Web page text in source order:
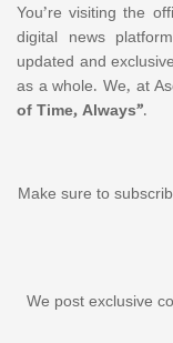
You’re visiting the
digital news
updated and
as a whole. We, at
of Time, Always”.
Make sure to
We post exclusive